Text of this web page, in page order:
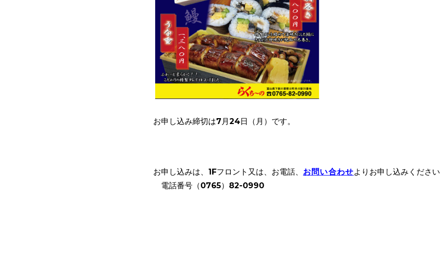
お申し込み締切は7月24日（月）です。
お申し込みは、1Fフロント又は、お電話、 お問い合わせよりお申し込みください
電話番号（0765）82-0990